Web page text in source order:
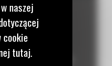
to gwarancja
którego celem jest
Obejmuje przeglądy,
naszej
cookie
tutaj.